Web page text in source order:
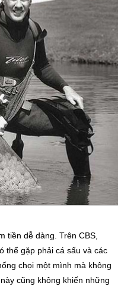
tiền dễ dàng. Trên CBS,
thể gặp phải cá sấu và các
chọi một mình mà không
cũng không khiến những